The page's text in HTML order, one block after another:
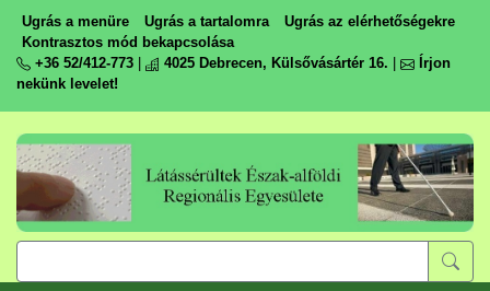
Ugrás a menüre Ugrás a tartalomra
Ugrás az elérhetőségekre
Kontrasztos mód bekapcsolása
+36 52/412-773
4025 Debrecen, Külsővásártér 16.
Írjon
nekünk levelet!